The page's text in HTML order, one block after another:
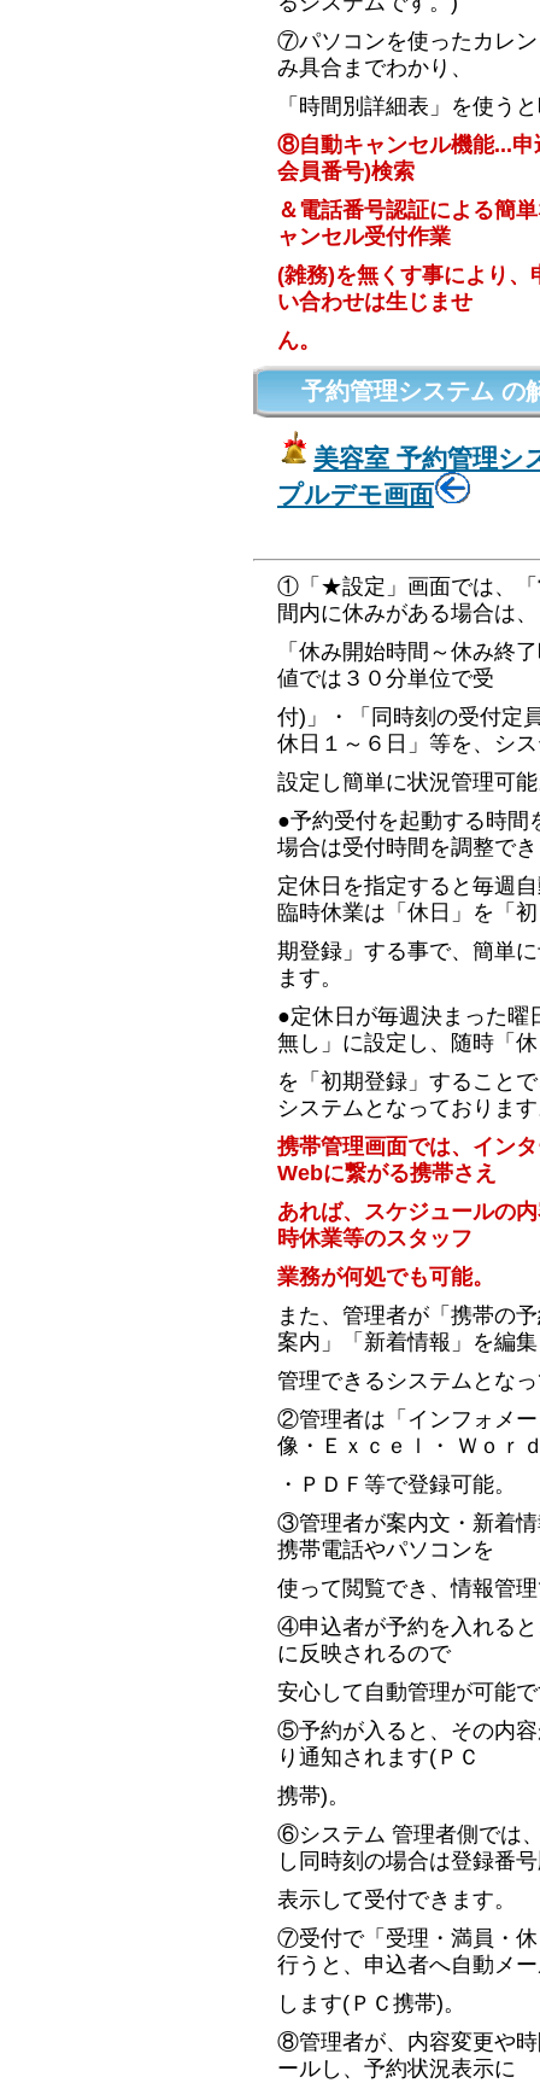
⑦パソコンを使ったカレ
み具合までわかり、
「時間別詳細表」を使う
⑧自動キャンセル機能...申
会員番号)検索
＆電話番号認証による簡
ャンセル受付作業
(雑務)を無くす事により
い合わせは生じませ
ん。
予約管理システム の
美容室 予約管理シ
プルデモ画面
①「★設定」画面では、「
間内に休みがある場合は、
「休み開始時間～休み終
値では３０分単位で受
付)」・「同時刻の受付定
休日１～６日」等を、シ
設定し簡単に状況管理可
●予約受付を起動する時間
場合は受付時間を調整で
定休日を指定すると毎週
臨時休業は「休日」を「初
期登録」する事で、簡単
ます。
●定休日が毎週決まった曜
無し」に設定し、随時「
を「初期登録」すること
システムとなっておりま
携帯管理画面では、イン
Webに繋がる携帯さえ
あれば、スケジュールの
時休業等のスタッフ
業務が何処でも可能。
また、管理者が「携帯の
案内」「新着情報」を編集
管理できるシステムとな
②管理者は「インフォメ
像・Ｅｘｃｅｌ・ Ｗｏｒ
・ＰＤＦ等で登録可能。
③管理者が案内文・新着
携帯電話やパソコンを
使って閲覧でき、情報管
④申込者が予約を入れる
に反映されるので
安心して自動管理が可能
⑤予約が入ると、その内
り通知されます(ＰＣ
携帯)。
⑥システム 管理者側では
し同時刻の場合は登録番
表示して受付できます。
⑦受付で「受理・満員・
行うと、申込者へ自動メ
します(ＰＣ携帯)。
⑧管理者が、内容変更や
ールし、予約状況表示に